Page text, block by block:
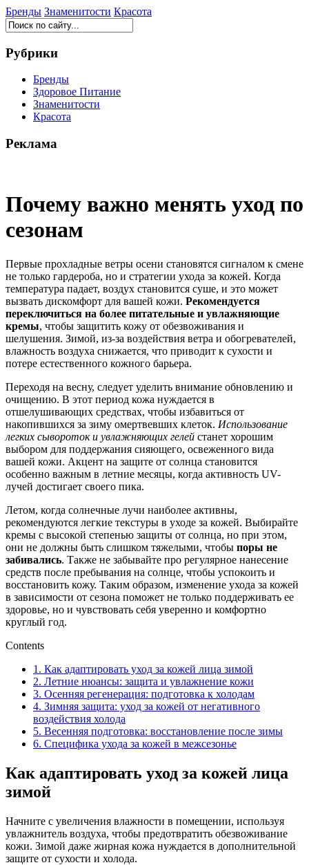
Бренды Знаменитости Красота
Рубрики
Бренды
Здоровое Питание
Знаменитости
Красота
Реклама
Почему важно менять уход по
сезонам
Первые прохладные ветры осени становятся сигналом к смене
не только гардероба, но и стратегии ухода за кожей. Когда
температура падает, воздух становится суше, и это может
вызвать дискомфорт для вашей кожи. Рекомендуется
переключиться на более питательные и увлажняющие
кремы, чтобы защитить кожу от обезвоживания и
шелушения. Зимой, из-за воздействия ветра и обогревателей,
влажность воздуха снижается, что приводит к сухости и
потере естественного кожного барьера.
Переходя на весну, следует уделить внимание обновлению и
очищению. В этот период кожа нуждается в
отшелушивающих средствах, чтобы избавиться от
накопившихся за зиму омертвевших клеток. Использование
легких сывороток и увлажняющих гелей станет хорошим
выбором для поддержания сияющего, освеженного вида
вашей кожи. Акцент на защите от солнца становится
особенно важным в летние месяцы, когда активность UV-
лучей достигает своего пика.
Летом, когда солнечные лучи наиболее активны,
рекомендуются легкие текстуры в уходе за кожей. Выбирайте
кремы с высокой степенью защиты от солнца, но при этом,
они не должны быть слишком тяжелыми, чтобы поры не
забивались. Также не забывайте про регулярное нанесение
средств после пребывания на солнце, чтобы успокоить и
восстановить кожу. Таким образом, изменение ухода за кожей
в зависимости от сезона поможет не только поддерживать ее
здоровье, но и чувствовать себя уверенно и комфортно
круглый год.
Contents
1. Как адаптировать уход за кожей лица зимой
2. Летние нюансы: защита и увлажнение кожи
3. Осенняя регенерация: подготовка к холодам
4. Зимняя защита: уход за кожей от негативного
воздействия холода
5. Весенняя подготовка: восстановление после зимы
6. Специфика ухода за кожей в межсезонье
Как адаптировать уход за кожей лица
зимой
Начните с увеличения влажности в помещении, используя
увлажнитель воздуха, чтобы предотвратить обезвоживание
кожи. Зимой даже жирная кожа нуждается в дополнительной
защите от сухости и холода.